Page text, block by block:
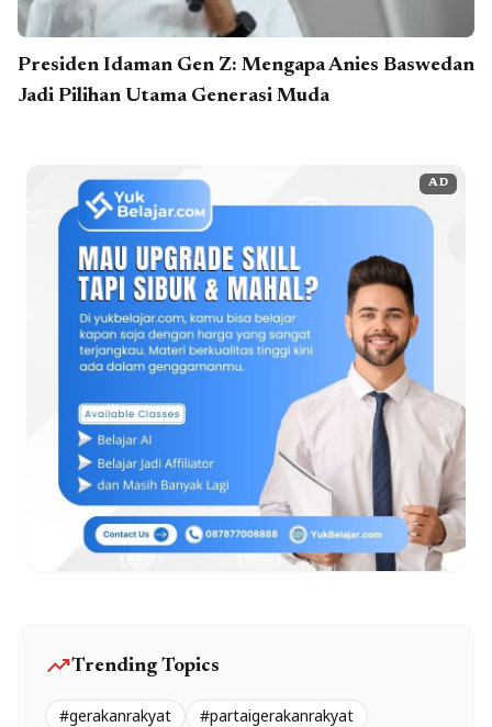
Presiden Idaman Gen Z: Mengapa Anies Baswedan
Jadi Pilihan Utama Generasi Muda
AD
trending_upTrending Topics
#gerakanrakyat
#partaigerakanrakyat